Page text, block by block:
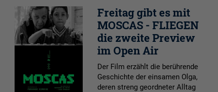
Freitag gibt es mit
MOSCAS - FLIEGEN
die zweite Preview
im Open Air
Der Film erzählt die berührende
Geschichte der einsamen Olga,
deren streng geordneter Alltag